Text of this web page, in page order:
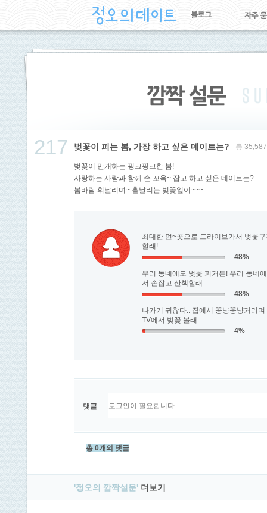
217 벚꽃이 피는 봄, 가장 하고 싶은 데이트는? 총
벚꽃이 만개하는 핑크핑크한 봄!
사랑하는 사람과 함께 손 꼬옥~ 잡고 하고 싶은 데이트는?
봄바람 휘날리며~ 흩날리는 벚꽃잎이~~~
최대한 먼~곳으로 드라이브가서 벚꽃
할래!
48%
우리 동네에도 벚꽃 피거든! 우리 동네에
서 손잡고 산책할래
48%
나가기 귀찮다.. 집에서 꽁냥꽁냥거리며
TV에서 벚꽃 볼래
4%
댓글
총 0개의 댓글
'정오의 깜짝설문' 더보기